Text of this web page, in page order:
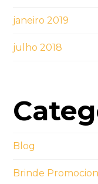
janeiro 2019
julho 2018
Blog
Brinde